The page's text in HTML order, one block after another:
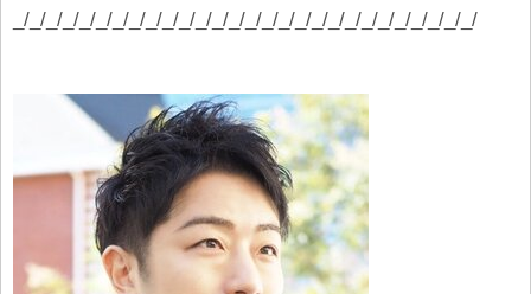
_/_/_/_/_/_/_/_/_/_/_/_/_/_/_/_/_/_/_/_/_/_/_/_/_/_/_/_/